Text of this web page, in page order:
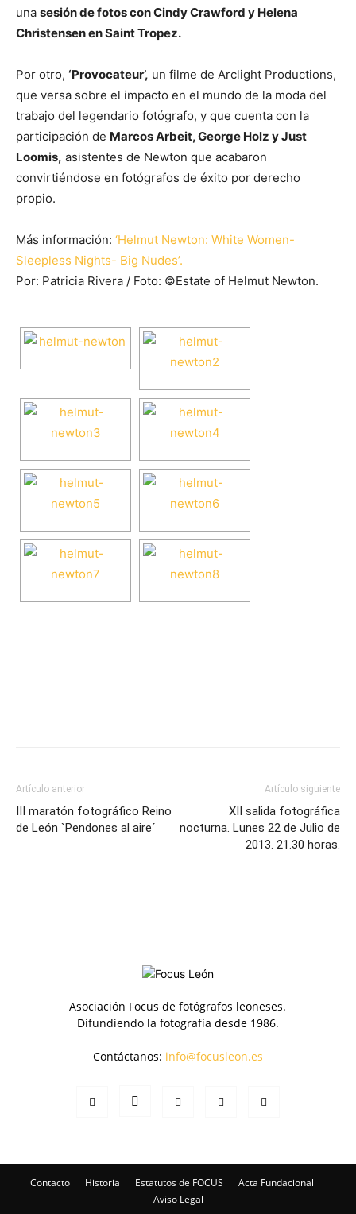
una sesión de fotos con Cindy Crawford y Helena
Christensen en Saint Tropez.
Por otro, ‘Provocateur’, un filme de Arclight Productions,
que versa sobre el impacto en el mundo de la moda del
trabajo del legendario fotógrafo, y que cuenta con la
participación de Marcos Arbeit, George Holz y Just
Loomis, asistentes de Newton que acabaron
convirtiéndose en fotógrafos de éxito por derecho
propio.
Más información: ‘Helmut Newton: White Women-
Sleepless Nights- Big Nudes’.
Por: Patricia Rivera / Foto: ©Estate of Helmut Newton.
Artículo anterior
III maratón fotográfico Reino
de León `Pendones al aire´
Artículo siguiente
XII salida fotográfica
nocturna. Lunes 22 de Julio de
2013. 21.30 horas.
Asociación Focus de fotógrafos leoneses.
Difundiendo la fotografía desde 1986.
Contáctanos: info@focusleon.es
Contacto Historia Estatutos de FOCUS
Acta Fundacional
Aviso Legal